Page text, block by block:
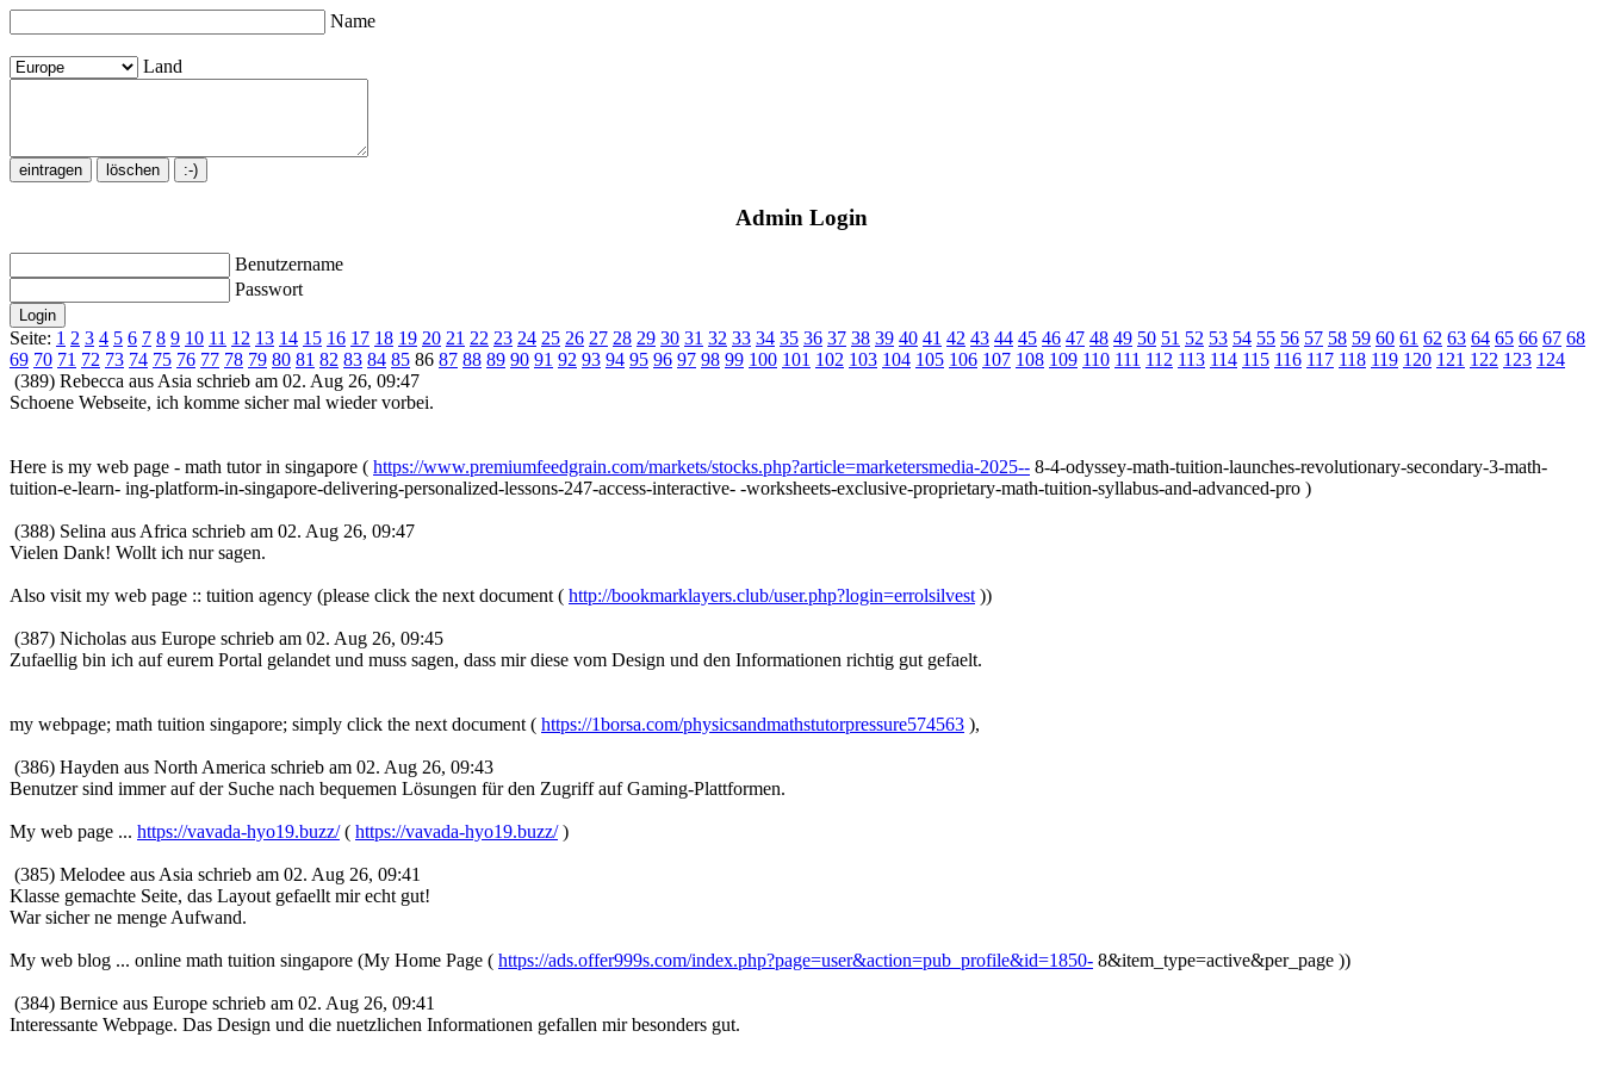
Name
Land
Admin Login
Benutzername
Passwort
Seite: 1 2 3 4 5 6 7 8 9 10 11 12 13 14 15 16 17 18 19 20 21 22 23 24 25 26 27 28 29 30 31 32 33 34 35 36 37 38 39 40 41 42 43 44 45 46 47 48 49 50 51 52 53 54 55 56 57 58 59 60 61 62 63 64 65 66 67 68
69 70 71 72 73 74 75 76 77 78 79 80 81 82 83 84 85 86 87 88 89 90 91 92 93 94 95 96 97 98 99 100 101 102 103 104 105 106 107 108 109 110 111 112 113 114 115 116 117 118 119 120 121 122 123 124
(389) Rebecca aus Asia schrieb am 02. Aug 26, 09:47
Schoene Webseite, ich komme sicher mal wieder vorbei.
Here is my web page - math tutor in singapore ( https://www.premiumfeedgrain.com/markets/stocks.php?article=marketersmedia-2025-- 8-4-odyssey-math-tuition-launches-revolutionary-secondary-3-math-
tuition-e-learn- ing-platform-in-singapore-delivering-personalized-lessons-247-access-interactive- -worksheets-exclusive-proprietary-math-tuition-syllabus-and-advanced-pro )
(388) Selina aus Africa schrieb am 02. Aug 26, 09:47
Vielen Dank! Wollt ich nur sagen.
Also visit my web page :: tuition agency (please click the next document ( http://bookmarklayers.club/user.php?login=errolsilvest))
(387) Nicholas aus Europe schrieb am 02. Aug 26, 09:45
Zufaellig bin ich auf eurem Portal gelandet und muss sagen, dass mir diese vom Design und den Informationen richtig gut gefaelt.
my webpage; math tuition singapore; simply click the next document ( https://1borsa.com/physicsandmathstutorpressure574563 ),
(386) Hayden aus North America schrieb am 02. Aug 26, 09:43
Benutzer sind immer auf der Suche nach bequemen Lösungen für den Zugriff auf Gaming-Plattformen.
My web page ... https://vavada-hyo19.buzz/( https://vavada-hyo19.buzz/)
(385) Melodee aus Asia schrieb am 02. Aug 26, 09:41
Klasse gemachte Seite, das Layout gefaellt mir echt gut!
War sicher ne menge Aufwand.
My web blog ... online math tuition singapore (My Home Page ( https://ads.offer999s.com/index.php?page=user&action=pub_profile&id=1850- 8&item_type=active&per_page ))
(384) Bernice aus Europe schrieb am 02. Aug 26, 09:41
Interessante Webpage. Das Design und die nuetzlichen Informationen gefallen mir besonders gut.